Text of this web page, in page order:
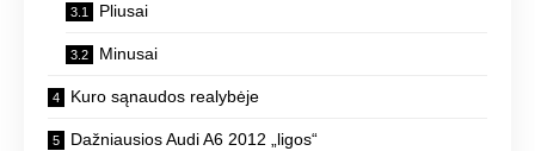
Pliusai
Minusai
Kuro sąnaudos realybėje
Dažniausios Audi A6 2012 „ligos“